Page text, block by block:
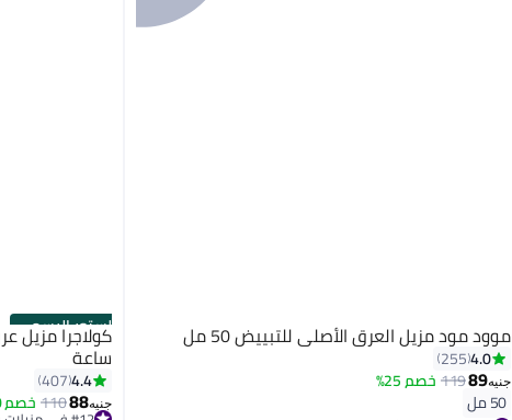
موود مود مزيل العرق الأصلي للتبييض 50 مل
4.0
255
جنيه89
119خصم 25%
50 مل
الستور الرسمي
ساعة
4.4
407
جنيه88
110خصم 20%